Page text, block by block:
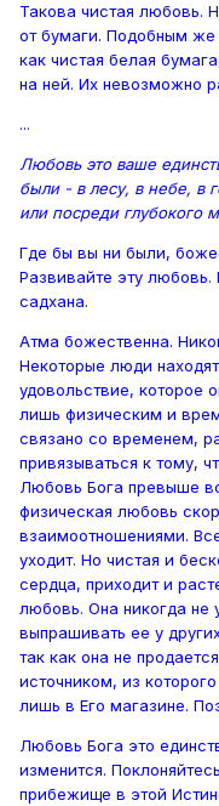
Такова чистая любовь.
от бумаги. Подобным
как чистая белая
на ней. Их невозможно
...
Любовь это ваше
были - в лесу, в небе, в
или посреди глубокого
Где бы вы ни были,
Развивайте эту любовь.
садхана.
Атма божественна.
Некоторые люди
удовольствие, которое
лишь физическим и
связано со временем,
привязываться к тому,
Любовь Бога превыше
физическая любовь
взаимоотношениями.
уходит. Но чистая и
сердца, приходит и
любовь. Она никогда не
выпрашивать ее у
так как она не
источником, из
лишь в Его магазине.
Любовь Бога это
изменится.
прибежище в этой